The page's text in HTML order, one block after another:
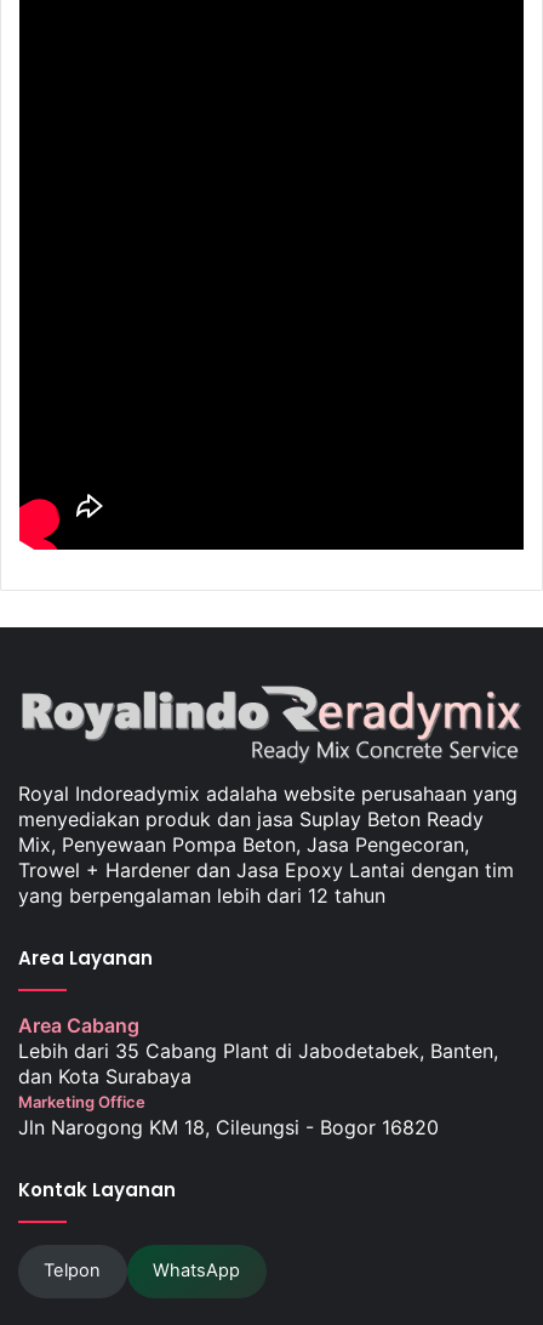
Royal Indoreadymix adalaha website perusahaan yang
menyediakan produk dan jasa Suplay Beton Ready
Mix, Penyewaan Pompa Beton, Jasa Pengecoran,
Trowel + Hardener dan Jasa Epoxy Lantai dengan tim
yang berpengalaman lebih dari 12 tahun
Area Layanan
Area Cabang
Lebih dari 35 Cabang Plant di Jabodetabek, Banten,
dan Kota Surabaya
Marketing Office
Jln Narogong KM 18, Cileungsi - Bogor 16820
Kontak Layanan
Telpon WhatsApp